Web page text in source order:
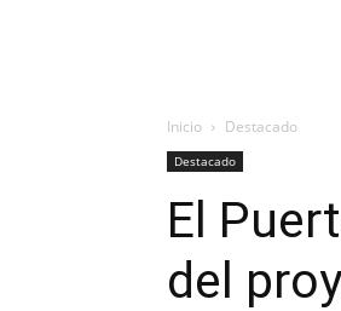
Inicio Destacado
Destacado
El
del